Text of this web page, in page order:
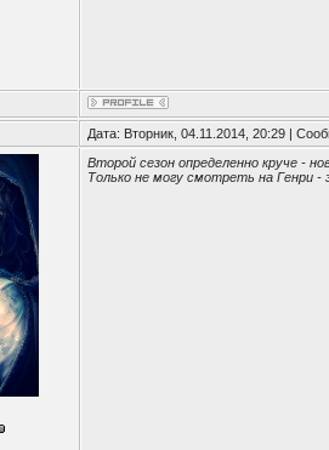
Дата: Вторник, 04.11.2014, 20:29 |
Второй сезон определенно круче -
Только не могу смотреть на Генри